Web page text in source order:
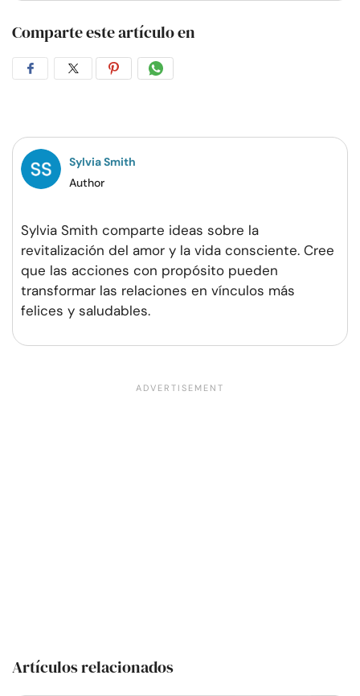
Comparte este artículo en
CompartirCompartirCompartirCompartir
Sylvia Smith
Author
Sylvia Smith comparte ideas sobre la
revitalización del amor y la vida consciente. Cree
que las acciones con propósito pueden
transformar las relaciones en vínculos más
felices y saludables.
Artículos relacionados